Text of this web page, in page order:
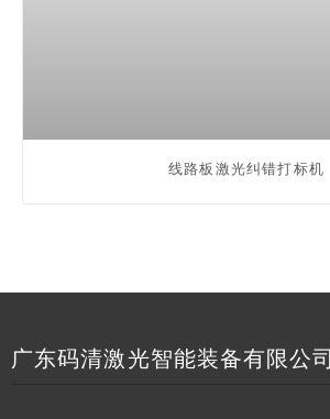
线路板激光纠错打标机
广东码清激光智能装备有限公司